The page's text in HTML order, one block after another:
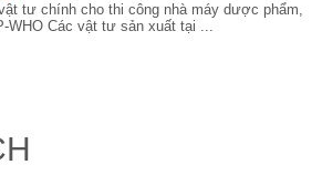
tư chính cho thi công nhà máy dược phẩm,
WHO Các vật tư sản xuất tại ...